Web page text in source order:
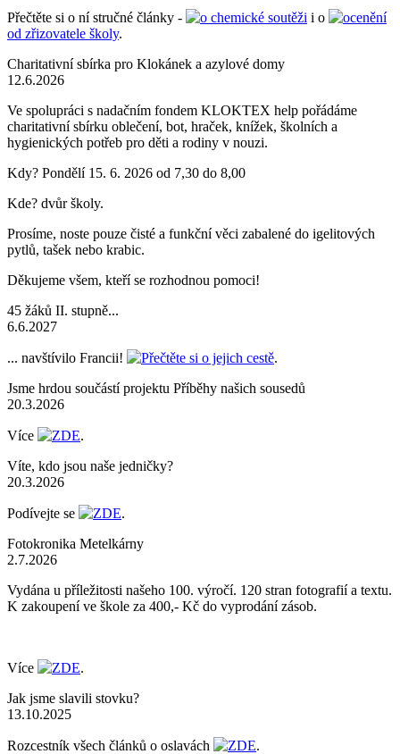
Přečtěte si o ní stručné články - o chemické soutěži i o
ocenění
od zřizovatele školy.
Charitativní sbírka pro Klokánek a azylové domy
12.6.2026
Ve spolupráci s nadačním fondem KLOKTEX help pořádáme
charitativní sbírku oblečení, bot, hraček, knížek, školních a
hygienických potřeb pro děti a rodiny v nouzi.
Kdy? Pondělí 15. 6. 2026 od 7,30 do 8,00
Kde? dvůr školy.
Prosíme, noste pouze čisté a funkční věci zabalené do igelitových
pytlů, tašek nebo krabic.
Děkujeme všem, kteří se rozhodnou pomoci!
45 žáků II. stupně...
6.6.2027
... navštívilo Francii! Přečtěte si o jejich cestě.
Jsme hrdou součástí projektu Příběhy našich sousedů
20.3.2026
Více ZDE.
Víte, kdo jsou naše jedničky?
20.3.2026
Podívejte se ZDE.
Fotokronika Metelkárny
2.7.2026
Vydána u příležitosti našeho 100. výročí. 120 stran fotografií a textu.
K zakoupení ve škole za 400,- Kč do vyprodání zásob.
Více ZDE.
Jak jsme slavili stovku?
13.10.2025
Rozcestník všech článků o oslavách ZDE.